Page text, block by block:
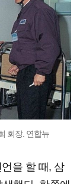
회장. 연합뉴
을 할 때, 삼